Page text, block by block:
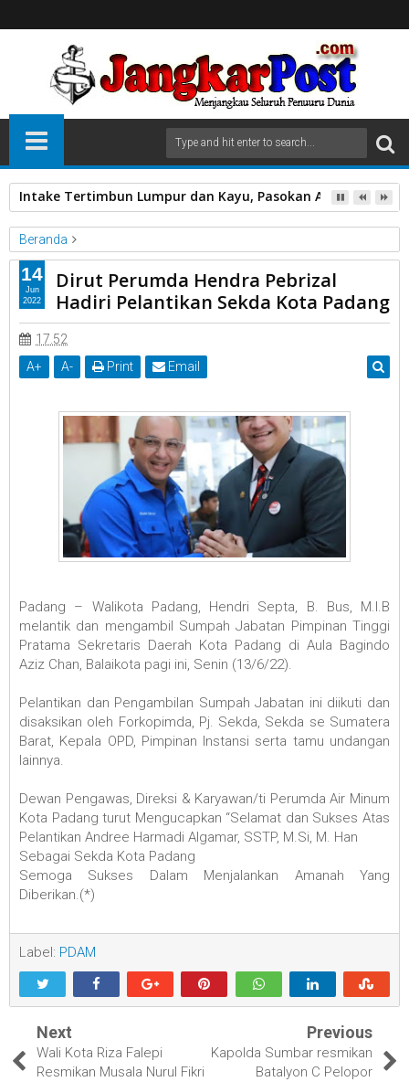
Intake Tertimbun Lumpur dan Kayu, Pasokan Air Bersih di
Beranda
PDAM
Dirut Perumda Hendra Pebrizal Hadiri Pelantikan Sekda Kota
Padang
Dirut Perumda Hendra Pebrizal
Hadiri Pelantikan Sekda Kota Padang
17.52
A+ A- Print Email
Padang – Walikota Padang, Hendri Septa, B. Bus, M.I.B
melantik dan mengambil Sumpah Jabatan Pimpinan Tinggi
Pratama Sekretaris Daerah Kota Padang di Aula Bagindo
Aziz Chan, Balaikota pagi ini, Senin (13/6/22).
Pelantikan dan Pengambilan Sumpah Jabatan ini diikuti dan
disaksikan oleh Forkopimda, Pj. Sekda, Sekda se Sumatera
Barat, Kepala OPD, Pimpinan Instansi serta tamu undangan
lainnya.
Dewan Pengawas, Direksi & Karyawan/ti Perumda Air Minum
Kota Padang turut Mengucapkan “Selamat dan Sukses Atas
Pelantikan Andree Harmadi Algamar, SSTP, M.Si, M. Han
Sebagai Sekda Kota Padang
Semoga Sukses Dalam Menjalankan Amanah Yang
Diberikan.(*)
Label: PDAM
14
Jun
2022
Next
Wali Kota Riza Falepi
Resmikan Musala Nurul Fikri
Previous
Kapolda Sumbar resmikan
Batalyon C Pelopor